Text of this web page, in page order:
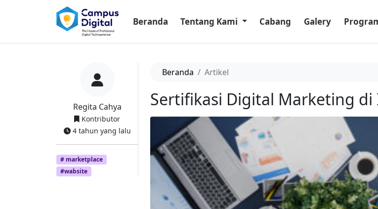
Beranda Tentang Kami Cabang Galery
Regita Cahya
Kontributor
4 tahun yang lalu
# marketplace
#wabsite
Beranda Artikel
Sertifikasi Digital Marketing di